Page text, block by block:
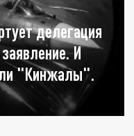
делегация
И
"Кинжалы".